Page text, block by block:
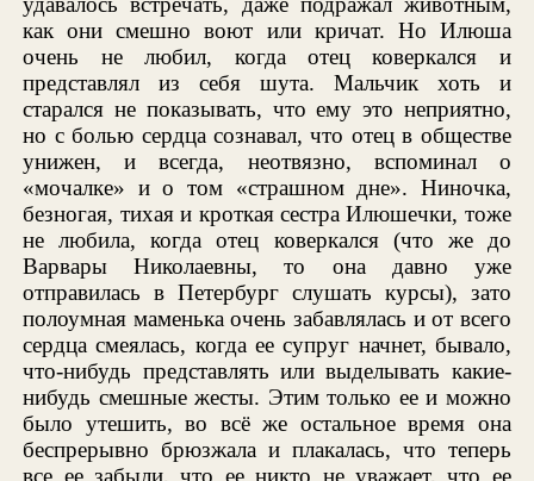
как они смешно воют или кричат. Но Илюша
очень не любил, когда отец коверкался и
представлял из себя шута. Мальчик хоть и
старался не показывать, что ему это неприятно,
но с болью сердца сознавал, что отец в обществе
унижен, и всегда, неотвязно, вспоминал о
«мочалке» и о том «страшном дне». Ниночка,
безногая, тихая и кроткая сестра Илюшечки, тоже
не любила, когда отец коверкался (что же до
Варвары Николаевны, то она давно уже
отправилась в Петербург слушать курсы), зато
полоумная маменька очень забавлялась и от всего
сердца смеялась, когда ее супруг начнет, бывало,
что-нибудь представлять или выделывать какие-
нибудь смешные жесты. Этим только ее и можно
было утешить, во всё же остальное время она
беспрерывно брюзжала и плакалась, что теперь
все ее забыли, что ее никто не уважает, что ее